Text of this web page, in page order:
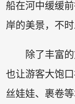
船在河中缓缓
岸的美景，不时
除了丰富
也让游客大饱
丝娃娃、裹卷